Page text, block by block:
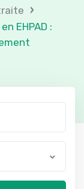
›
EHPAD :